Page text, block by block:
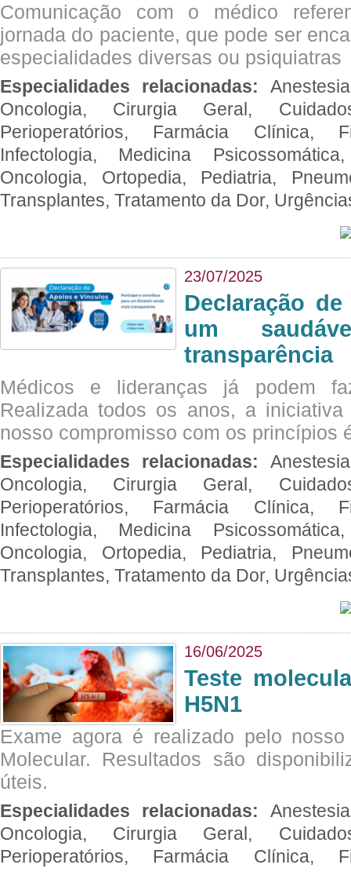
Comunicação com o médico
jornada do paciente, que pode ser
especialidades diversas ou psiquiatras
Especialidades relacionadas:
Oncologia, Cirurgia Geral,
Perioperatórios, Farmácia Clínica,
Infectologia, Medicina
Oncologia, Ortopedia, Pediatria,
Transplantes, Tratamento da Dor,
23/07/2025
Declaração
um
transparência
Médicos e lideranças já podem
Realizada todos os anos, a
nosso compromisso com os princípios
Especialidades relacionadas:
Oncologia, Cirurgia Geral,
Perioperatórios, Farmácia Clínica,
Infectologia, Medicina
Oncologia, Ortopedia, Pediatria,
Transplantes, Tratamento da Dor,
16/06/2025
Teste
H5N1
Exame agora é realizado pelo
Molecular. Resultados são
úteis.
Especialidades relacionadas:
Oncologia, Cirurgia Geral,
Perioperatórios, Farmácia Clínica,